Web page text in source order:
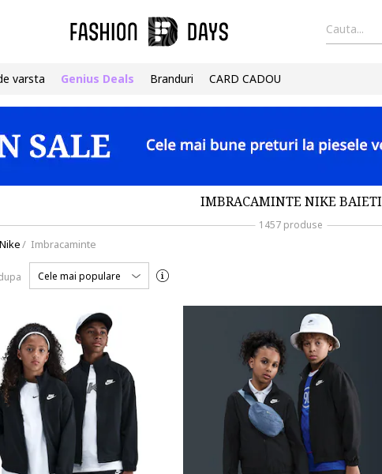
Cauta...
varsta Genius Deals Branduri CARD CADOU
IMBRACAMINTE NIKE BAIETI
1457 produse
Nike/ Imbracaminte
Cele mai populare